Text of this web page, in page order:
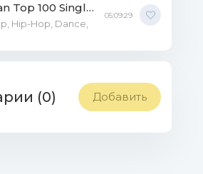
German Top 100 Single Charts 10.01.2020 MP3
Hip-Hop, Dance,
05:09:29
(0) Добавить